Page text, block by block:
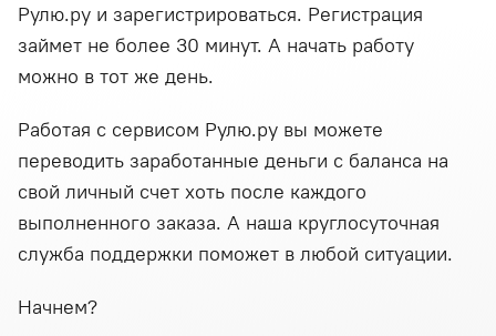
Рулю.ру и зарегистрироваться. Регистрация
займет не более 30 минут. А начать работу
можно в тот же день.
Работая с сервисом Рулю.ру вы можете
переводить заработанные деньги с баланса на
свой личный счет хоть после каждого
выполненного заказа. А наша круглосуточная
служба поддержки поможет в любой ситуации.
Начнем?